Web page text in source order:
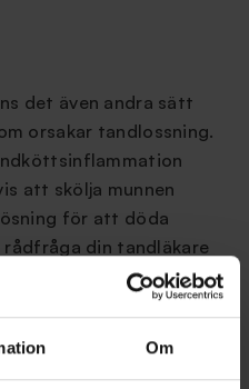
Om
det även andra sätt
orsakar tandlossning.
att skölja munnen
för att döda
din tandläkare
dig.